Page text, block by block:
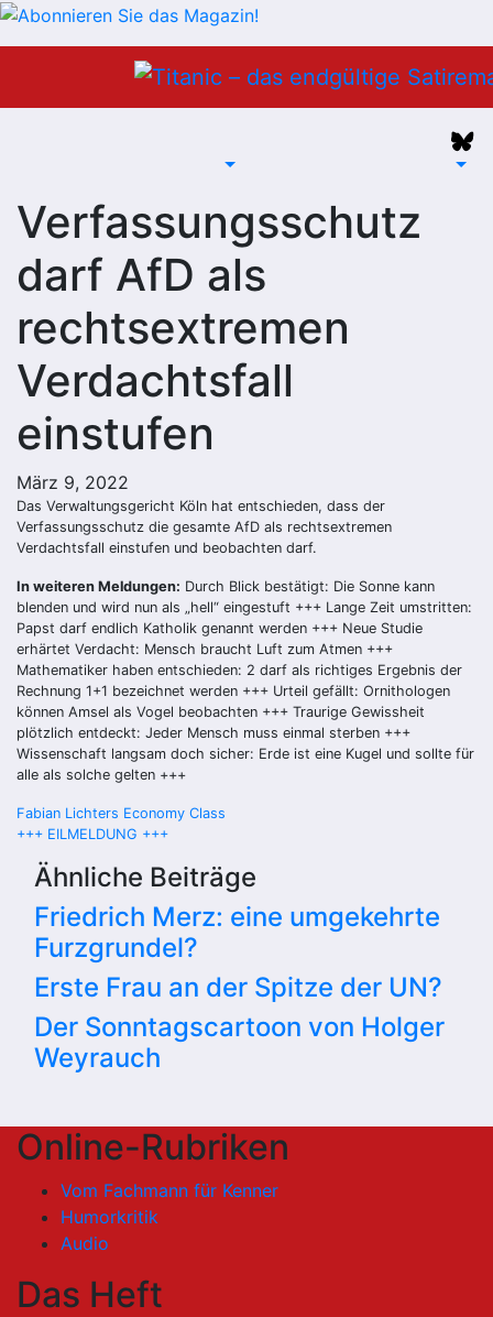
Verfassungsschutz
darf AfD als
rechtsextremen
Verdachtsfall
einstufen
März 9, 2022
Das Verwaltungsgericht Köln hat entschieden, dass der
Verfassungsschutz die gesamte AfD als rechtsextremen
Verdachtsfall einstufen und beobachten darf.
In weiteren Meldungen: Durch Blick bestätigt: Die Sonne kann
blenden und wird nun als „hell“ eingestuft +++ Lange Zeit umstritten:
Papst darf endlich Katholik genannt werden +++ Neue Studie
erhärtet Verdacht: Mensch braucht Luft zum Atmen +++
Mathematiker haben entschieden: 2 darf als richtiges Ergebnis der
Rechnung 1+1 bezeichnet werden +++ Urteil gefällt: Ornithologen
können Amsel als Vogel beobachten +++ Traurige Gewissheit
plötzlich entdeckt: Jeder Mensch muss einmal sterben +++
Wissenschaft langsam doch sicher: Erde ist eine Kugel und sollte für
alle als solche gelten +++
Beitragsnavigation
Fabian Lichters Economy Class
+++ EILMELDUNG +++
Ähnliche Beiträge
Friedrich Merz: eine umgekehrte
Furzgrundel?
Erste Frau an der Spitze der UN?
Der Sonntagscartoon von Holger
Weyrauch
Online-Rubriken
Vom Fachmann für Kenner
Humorkritik
Audio
Das Heft